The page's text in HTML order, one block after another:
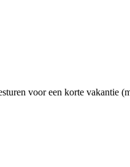
voor een korte vakantie